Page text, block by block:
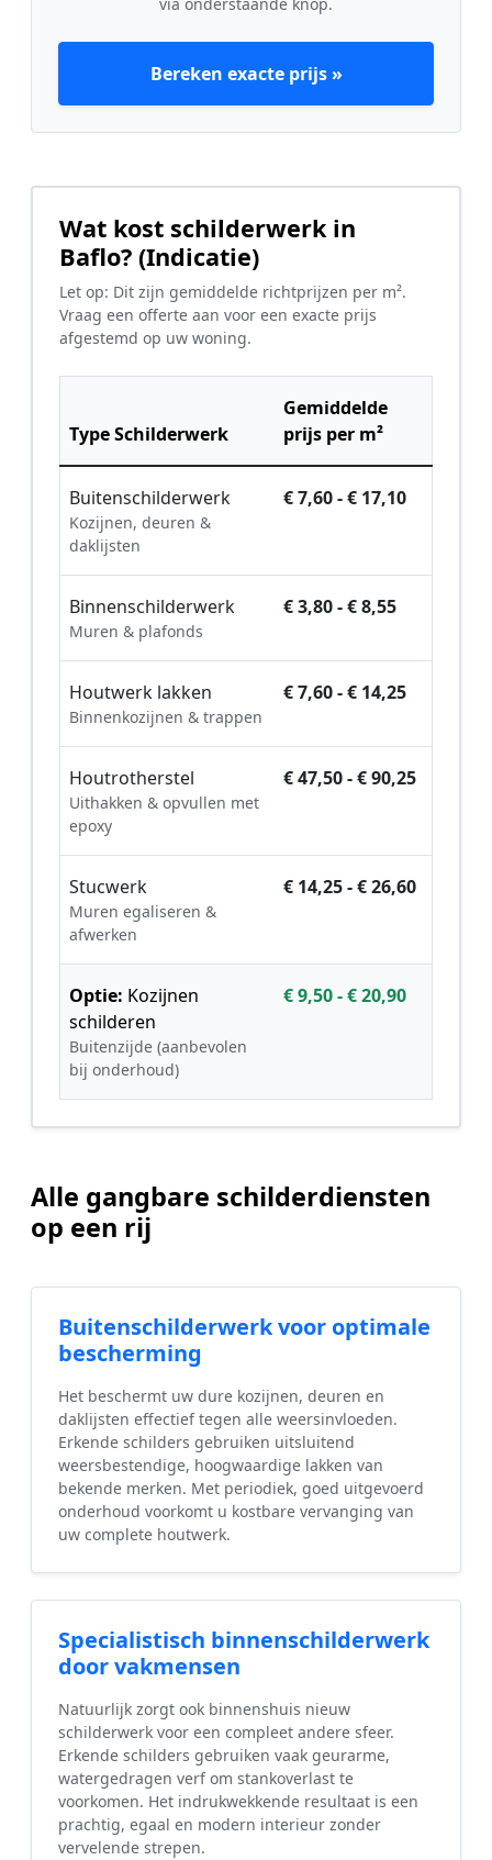
Bereken exacte prijs »
Wat kost schilderwerk in
Baflo? (Indicatie)
Let op: Dit zijn gemiddelde richtprijzen per m².
Vraag een offerte aan voor een exacte prijs
afgestemd op uw woning.
Type Schilderwerk
Gemiddelde
prijs per m²
Buitenschilderwerk
Kozijnen, deuren &
daklijsten
€ 7,60 - € 17,10
Binnenschilderwerk
Muren & plafonds
€ 3,80 - € 8,55
Houtwerk lakken
Binnenkozijnen & trappen
€ 7,60 - € 14,25
Houtrotherstel
Uithakken & opvullen met
epoxy
€ 47,50 - € 90,25
Stucwerk
Muren egaliseren &
afwerken
€ 14,25 - € 26,60
Optie: Kozijnen
schilderen
Buitenzijde (aanbevolen
bij onderhoud)
€ 9,50 - € 20,90
Alle gangbare schilderdiensten
op een rij
Buitenschilderwerk voor optimale
bescherming
Het beschermt uw dure kozijnen, deuren en
daklijsten effectief tegen alle weersinvloeden.
Erkende schilders gebruiken uitsluitend
weersbestendige, hoogwaardige lakken van
bekende merken. Met periodiek, goed uitgevoerd
onderhoud voorkomt u kostbare vervanging van
uw complete houtwerk.
Specialistisch binnenschilderwerk
door vakmensen
Natuurlijk zorgt ook binnenshuis nieuw
schilderwerk voor een compleet andere sfeer.
Erkende schilders gebruiken vaak geurarme,
watergedragen verf om stankoverlast te
voorkomen. Het indrukwekkende resultaat is een
prachtig, egaal en modern interieur zonder
vervelende strepen.